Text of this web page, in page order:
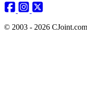
© 2003 - 2026 CJoint.com